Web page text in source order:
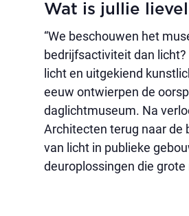
Wat is jullie
“We beschouwen het
bedrijfsactiviteit dan licht?
licht en uitgekiend
eeuw ontwierpen de
daglichtmuseum. Na
Architecten terug naar de
van licht in publieke
deuroplossingen die